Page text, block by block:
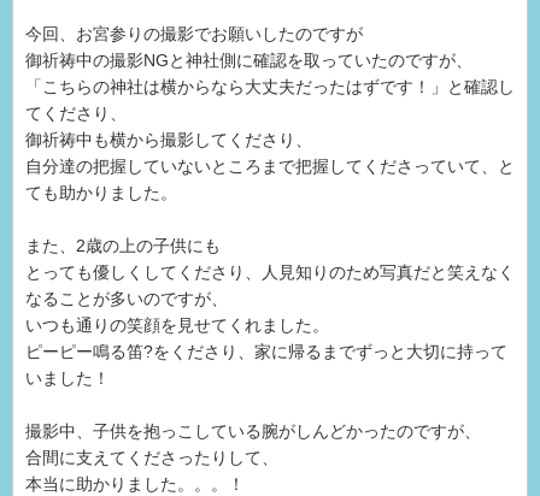
今回、お宮参りの撮影でお願いしたのですが
御祈祷中の撮影NGと神社側に確認を取っていたのですが、
「こちらの神社は横からなら大丈夫だったはずです！」と確認し
てくださり、
御祈祷中も横から撮影してくださり、
自分達の把握していないところまで把握してくださっていて、と
ても助かりました。
また、2歳の上の子供にも
とっても優しくしてくださり、人見知りのため写真だと笑えなく
なることが多いのですが、
いつも通りの笑顔を見せてくれました。
ピーピー鳴る笛?をくださり、家に帰るまでずっと大切に持って
いました！
撮影中、子供を抱っこしている腕がしんどかったのですが、
合間に支えてくださったりして、
本当に助かりました。。。！